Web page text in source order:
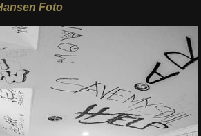
Foto